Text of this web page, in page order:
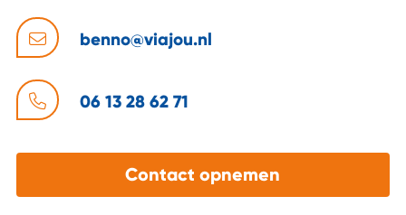
benno@viajou.nl
06 13 28 62 71
Contact opnemen